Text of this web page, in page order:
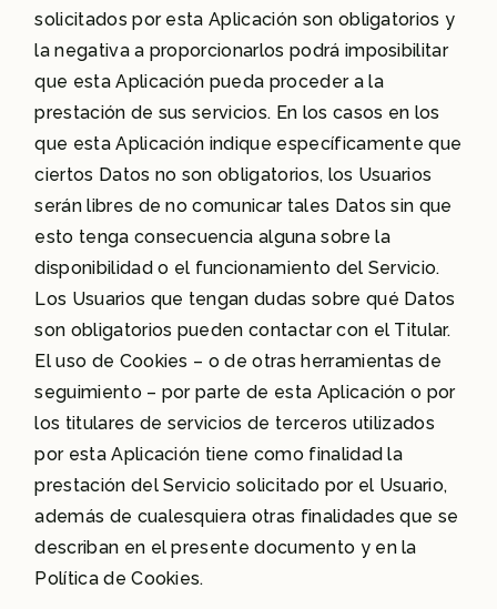
solicitados por esta Aplicación son obligatorios y
la negativa a proporcionarlos podrá imposibilitar
que esta Aplicación pueda proceder a la
prestación de sus servicios. En los casos en los
que esta Aplicación indique específicamente que
ciertos Datos no son obligatorios, los Usuarios
serán libres de no comunicar tales Datos sin que
esto tenga consecuencia alguna sobre la
disponibilidad o el funcionamiento del Servicio.
Los Usuarios que tengan dudas sobre qué Datos
son obligatorios pueden contactar con el Titular.
El uso de Cookies – o de otras herramientas de
seguimiento – por parte de esta Aplicación o por
los titulares de servicios de terceros utilizados
por esta Aplicación tiene como finalidad la
prestación del Servicio solicitado por el Usuario,
además de cualesquiera otras finalidades que se
describan en el presente documento y en la
Política de Cookies.